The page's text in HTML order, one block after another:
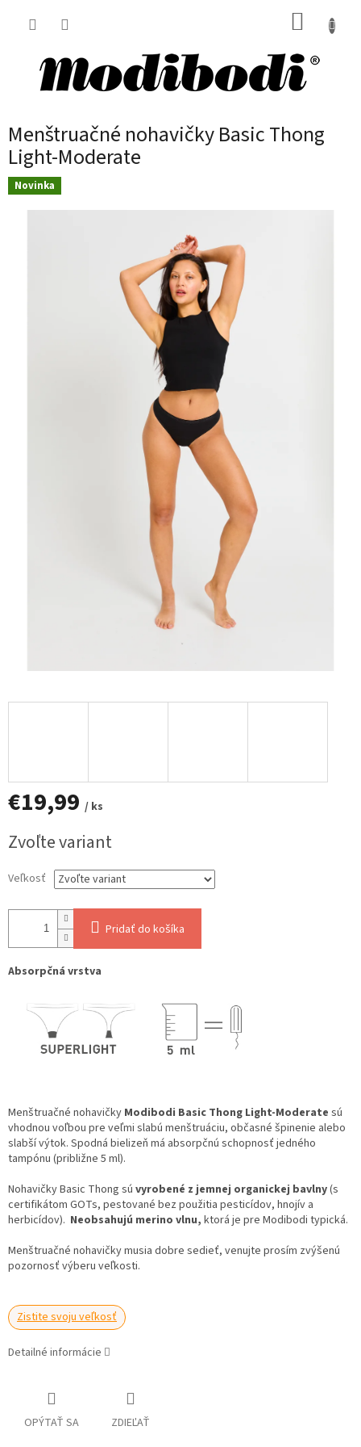
Menštruačné nohavičky Basic Thong
Light-Moderate
Novinka
€19,99 / ks
cena:
Zvoľte variant
Veľkosť
Pridať do košíka
Absorpčná vrstva
Menštruačné nohavičky Modibodi Basic Thong Light-Moderate sú
vhodnou voľbou pre veľmi slabú menštruáciu, občasné špinenie alebo
slabší výtok. Spodná bielizeň má absorpčnú schopnosť jedného
tampónu (približne 5 ml).
Nohavičky Basic Thong sú vyrobené z jemnej organickej bavlny(s
certifikátom GOTs, pestované bez použitia pesticídov, hnojív a
herbicídov). Neobsahujú merino vlnu, ktorá je pre Modibodi typická.
Menštruačné nohavičky musia dobre sedieť, venujte prosím zvýšenú
pozornosť výberu veľkosti.
Zistite svoju veľkosť
Detailné informácie
OPÝTAŤ SA ZDIEĽAŤ